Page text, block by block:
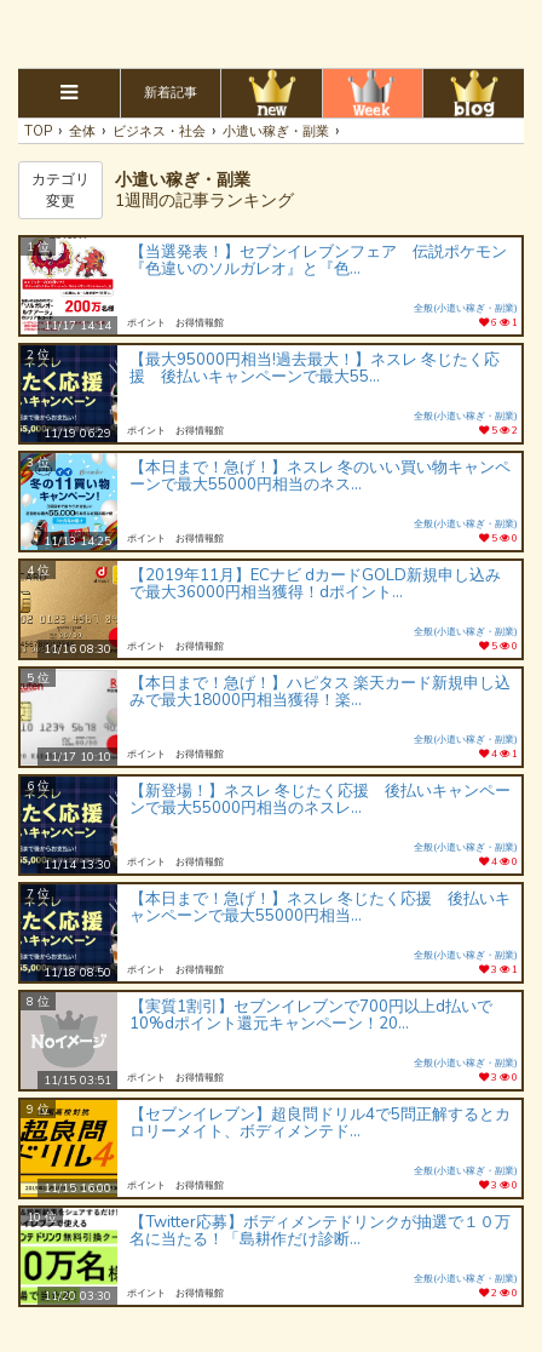
新着記事
TOP › 全体 › ビジネス・社会 › 小遣い稼ぎ・副業 ›
カテゴリ
変更
小遣い稼ぎ・副業
1週間の記事ランキング
1 位
11/17 14:14
【当選発表！】セブンイレブンフェア 伝説ポケモン
『色違いのソルガレオ』と『色...
ポイント お得情報館
全般(小遣い稼ぎ・副業)
6
1
2 位
11/19 06:29
【最大95000円相当!過去最大！】ネスレ 冬じたく応
援 後払いキャンペーンで最大55...
ポイント お得情報館
全般(小遣い稼ぎ・副業)
5
2
3 位
11/13 14:25
【本日まで！急げ！】ネスレ 冬のいい買い物キャンペ
ーンで最大55000円相当のネス...
ポイント お得情報館
全般(小遣い稼ぎ・副業)
5
0
4 位
11/16 08:30
【2019年11月】ECナビ dカードGOLD新規申し込み
で最大36000円相当獲得！dポイント...
ポイント お得情報館
全般(小遣い稼ぎ・副業)
5
0
5 位
11/17 10:10
【本日まで！急げ！】ハピタス 楽天カード新規申し込
みで最大18000円相当獲得！楽...
ポイント お得情報館
全般(小遣い稼ぎ・副業)
4
1
6 位
11/14 13:30
【新登場！】ネスレ 冬じたく応援 後払いキャンペー
ンで最大55000円相当のネスレ...
ポイント お得情報館
全般(小遣い稼ぎ・副業)
4
0
7 位
11/18 08:50
【本日まで！急げ！】ネスレ 冬じたく応援 後払いキ
ャンペーンで最大55000円相当...
ポイント お得情報館
全般(小遣い稼ぎ・副業)
3
1
8 位
11/15 03:51
【実質1割引】セブンイレブンで700円以上d払いで
10%dポイント還元キャンペーン！20...
ポイント お得情報館
全般(小遣い稼ぎ・副業)
3
0
9 位
11/15 16:00
【セブンイレブン】超良問ドリル4で5問正解するとカ
ロリーメイト、ボディメンテド...
ポイント お得情報館
全般(小遣い稼ぎ・副業)
3
0
10 位
11/20 03:30
【Twitter応募】ボディメンテドリンクが抽選で１０万
名に当たる！「島耕作だけ診断...
ポイント お得情報館
全般(小遣い稼ぎ・副業)
2
0